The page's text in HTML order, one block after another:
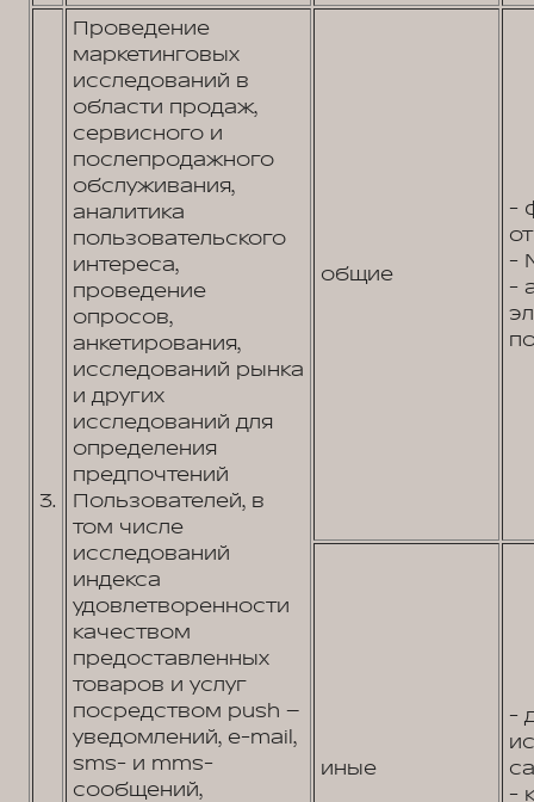
3.
Проведение
маркетинговых
исследований в
области продаж,
сервисного и
послепродажного
обслуживания,
аналитика
пользовательского
интереса,
проведение
опросов,
анкетирования,
исследований рынка
и других
исследований для
определения
предпочтений
Пользователей, в
том числе
исследований
индекса
удовлетворенности
качеством
предоставленных
товаров и услуг
посредством push –
уведомлений, e-mail,
sms- и mms-
сообщений,
общие
-
-
-
иные
-
-